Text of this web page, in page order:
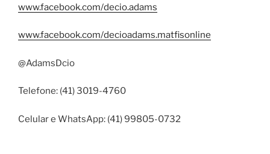
www.facebook.com/decio.adams
www.facebook.com/decioadams.matfisonline
@AdamsDcio
Telefone: (41) 3019-4760
Celular e WhatsApp: (41) 99805-0732